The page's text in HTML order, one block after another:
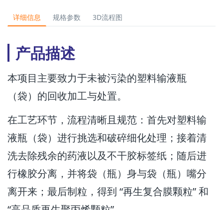
详细信息 规格参数 3D流程图
产品描述
本项目主要致力于未被污染的塑料输液瓶
（袋）的回收加工与处置。
在工艺环节，流程清晰且规范：首先对塑料输
液瓶（袋）进行挑选和破碎细化处理；接着清
洗去除残余的药液以及不干胶标签纸；随后进
行橡胶分离，并将袋（瓶）身与袋（瓶）嘴分
离开来；最后制粒，得到 “再生复合膜颗粒” 和